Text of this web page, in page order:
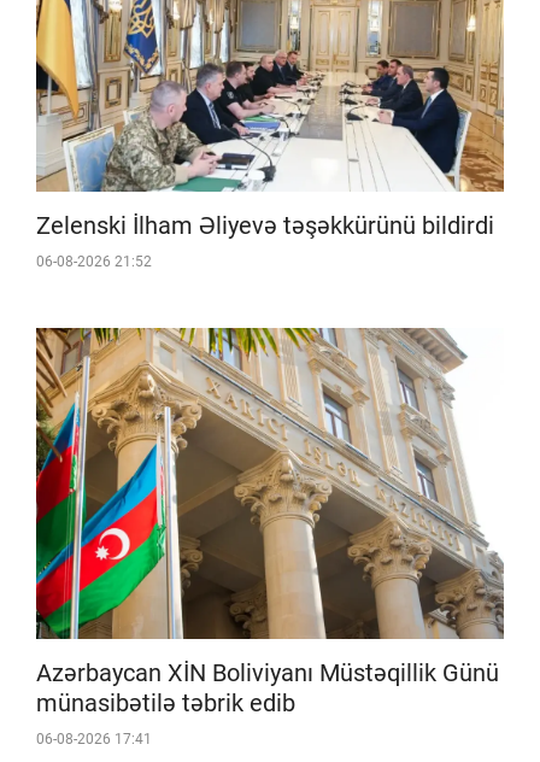
Zelenski İlham Əliyevə təşəkkürünü bildirdi
06-08-2026 21:52
Azərbaycan XİN Boliviyanı Müstəqillik Günü
münasibətilə təbrik edib
06-08-2026 17:41